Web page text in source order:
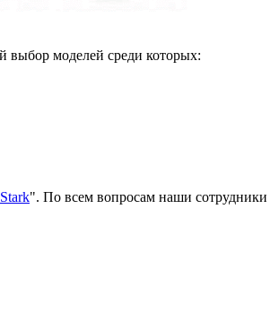
выбор моделей среди которых:
". По всем вопросам наши